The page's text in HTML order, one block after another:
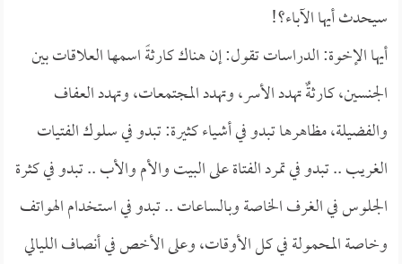
سيحدث أيها الآباء؟!
أيها الإخوة: الدراسات تقول: إن هناك كارثةً اسمها العلاقات بين
الجنسين، كارثةٌ تهدد الأسر، وتهدد المجتمعات، وتهدد العفاف
والفضيلة، مظاهرها تبدو في أشياء كثيرة: تبدو في سلوك الفتيات
الغريب .. تبدو في تمرد الفتاة على البيت والأم والأب .. تبدو في كثرة
الجلوس في الغرف الخاصة وبالساعات .. تبدو في استخدام الهواتف
وخاصة المحمولة في كل الأوقات، وعلى الأخص في أنصاف الليالي